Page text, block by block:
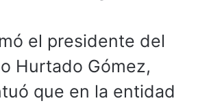
el presidente del
Hurtado Gómez,
que en la entidad